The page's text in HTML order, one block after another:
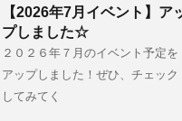
【2026年7月イベント】ア
プしました☆
２０２６年７月のイベント予定を
アップしました！ぜひ、チェック
してみてく